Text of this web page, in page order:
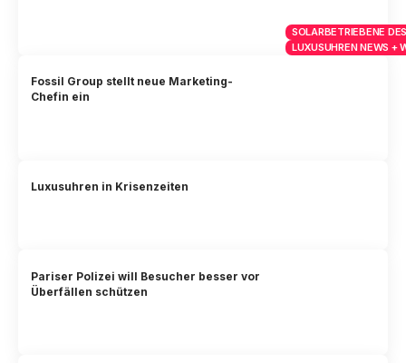
SOLARBETRIEBENE
LUXUSUHREN NEWS +
Fossil Group stellt neue Marketing-
Chefin ein
Luxusuhren in Krisenzeiten
Pariser Polizei will Besucher besser vor
Überfällen schützen